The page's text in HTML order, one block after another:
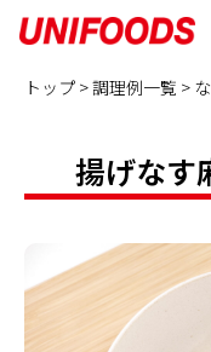
トップ >調理例一覧 >
揚げなす